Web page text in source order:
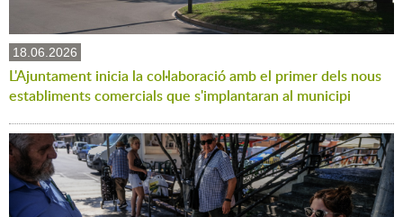
18.06.2026
L'Ajuntament inicia la col·laboració amb el primer dels nous
establiments comercials que s'implantaran al municipi